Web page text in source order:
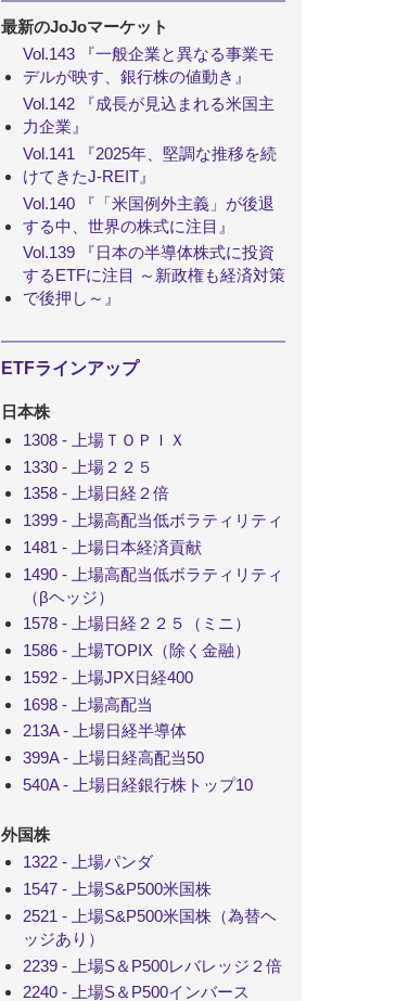
最新のJoJoマーケット
Vol.143 『一般企業と異なる事業モ
デルが映す、銀行株の値動き』
Vol.142 『成長が見込まれる米国主
力企業』
Vol.141 『2025年、堅調な推移を続
けてきたJ-REIT』
Vol.140 『「米国例外主義」が後退
する中、世界の株式に注目』
Vol.139 『日本の半導体株式に投資
するETFに注目 ～新政権も経済対策
で後押し～』
ETFラインアップ
日本株
1308 - 上場ＴＯＰＩＸ
1330 - 上場２２５
1358 - 上場日経２倍
1399 - 上場高配当低ボラティリティ
1481 - 上場日本経済貢献
1490 - 上場高配当低ボラティリティ
（βヘッジ）
1578 - 上場日経２２５（ミニ）
1586 - 上場TOPIX（除く金融）
1592 - 上場JPX日経400
1698 - 上場高配当
213A - 上場日経半導体
399A - 上場日経高配当50
540A - 上場日経銀行株トップ10
外国株
1322 - 上場パンダ
1547 - 上場S&P500米国株
2521 - 上場S&P500米国株（為替ヘ
ッジあり）
2239 - 上場S＆P500レバレッジ２倍
2240 - 上場S＆P500インバース